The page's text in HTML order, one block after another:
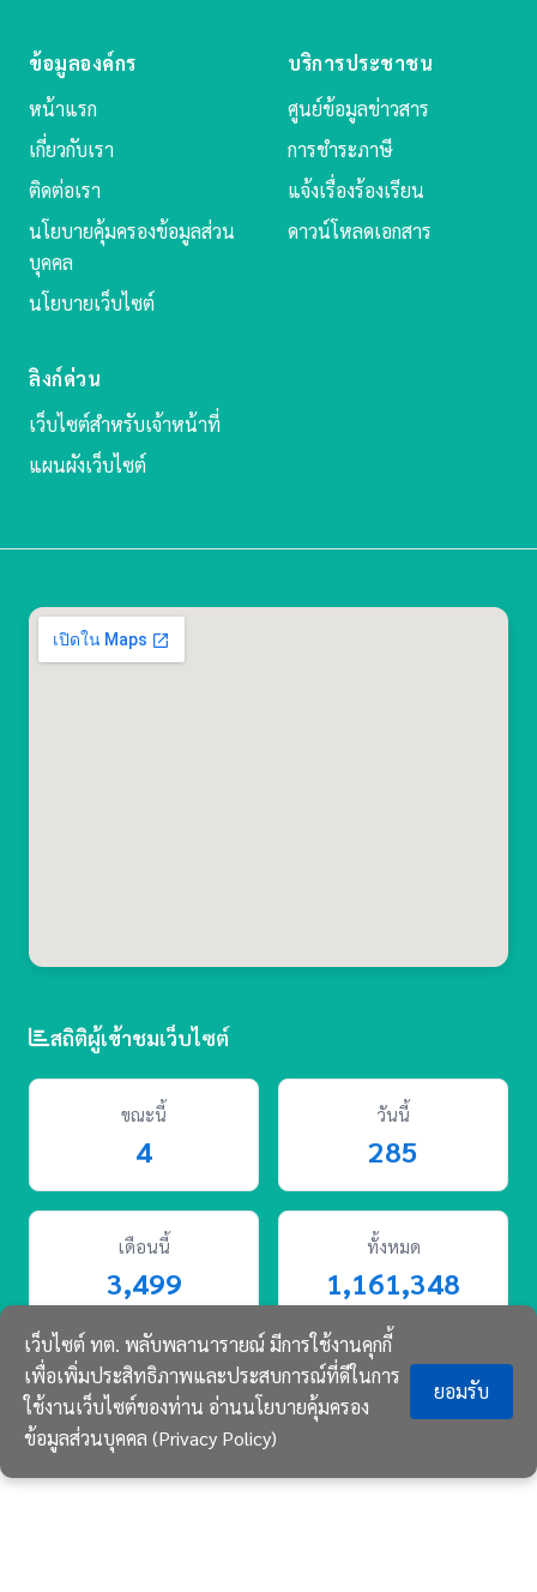
ข้อมูลองค์กร
หน้าแรก
เกี่ยวกับเรา
ติดต่อเรา
นโยบายคุ้มครองข้อมูลส่วน
บุคคล
นโยบายเว็บไซต์
บริการประชาชน
ศูนย์ข้อมูลข่าวสาร
การชำระภาษี
แจ้งเรื่องร้องเรียน
ดาวน์โหลดเอกสาร
ลิงก์ด่วน
เว็บไซต์สำหรับเจ้าหน้าที่
แผนผังเว็บไซต์
สถิติผู้เข้าชมเว็บไซต์
ขณะนี้
4
วันนี้
285
เดือนนี้
3,499
ทั้งหมด
1,161,348
© 2569 พลับพลานารายณ์ สงวนลิขสิทธิ์.
CLA Smart Web v3.0 พัฒนาโดย
Crop
เว็บไซต์ ทต. พลับพลานารายณ์ มีการใช้งานคุกกี้
เพื่อเพิ่มประสิทธิภาพและประสบการณ์ที่ดีในการ
ใช้งานเว็บไซต์ของท่าน อ่านนโยบายคุ้มครอง
ข้อมูลส่วนบุคคล (Privacy Policy)
ยอมรับ